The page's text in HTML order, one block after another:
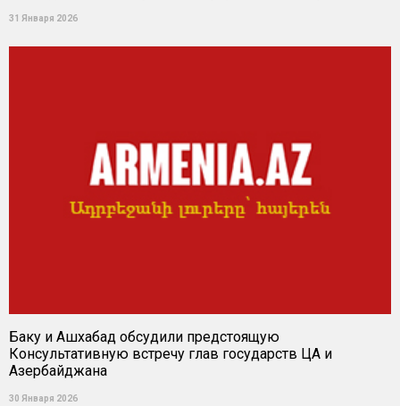
31 Января 2026
Баку и Ашхабад обсудили предстоящую
Консультативную встречу глав государств ЦА и
Азербайджана
30 Января 2026